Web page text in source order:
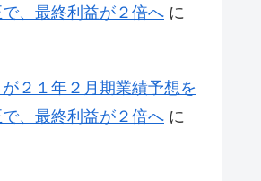
で、最終利益が２倍へ に
が２１年２月期業績予想を
で、最終利益が２倍へ に